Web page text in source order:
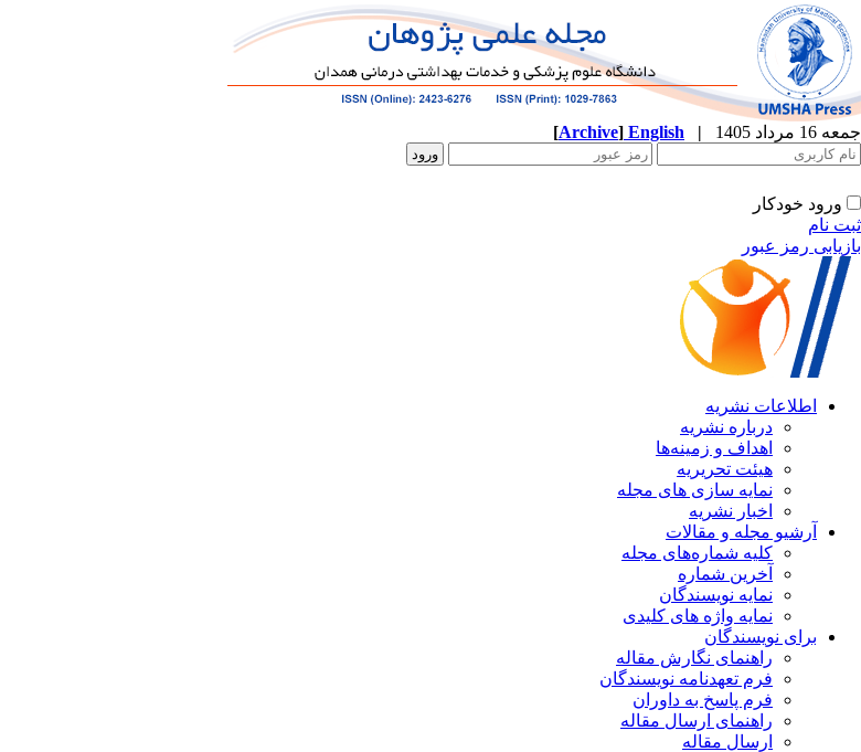
جمعه 16 مرداد 1405 |
English
[Archive]
ورود خودکار
ثبت نام
بازیابی رمز عبور
اطلاعات نشریه
درباره نشریه
اهداف و زمینه‌ها
هیئت تحریریه
نمایه سازی های مجله
اخبار نشریه
آرشیو مجله و مقالات
کلیه شماره‌های مجله
آخرین شماره
نمایه نویسندگان
نمایه واژه های کلیدی
برای نویسندگان
راهنمای نگارش مقاله
فرم تعهدنامه نویسندگان
فرم پاسخ به داوران
راهنمای ارسال مقاله
ارسال مقاله